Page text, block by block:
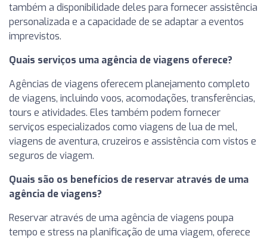
também a disponibilidade deles para fornecer assistência
personalizada e a capacidade de se adaptar a eventos
imprevistos.
Quais serviços uma agência de viagens oferece?
Agências de viagens oferecem planejamento completo
de viagens, incluindo voos, acomodações, transferências,
tours e atividades. Eles também podem fornecer
serviços especializados como viagens de lua de mel,
viagens de aventura, cruzeiros e assistência com vistos e
seguros de viagem.
Quais são os benefícios de reservar através de uma
agência de viagens?
Reservar através de uma agência de viagens poupa
tempo e stress na planificação de uma viagem, oferece